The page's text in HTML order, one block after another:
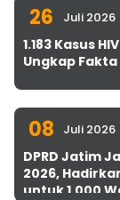
26 Juli 2026
1.183 Kasus
Ungkap
08 Juli 2026
DPRD Jatim
2026,
untuk 1.000